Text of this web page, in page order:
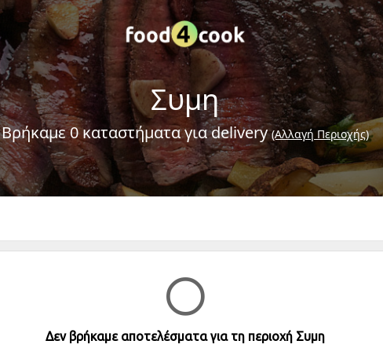
Συμη
Βρήκαμε 0 καταστήματα για delivery(Αλλαγή Περιοχής)
Δεν βρήκαμε αποτελέσματα για τη περιοχή Συμη